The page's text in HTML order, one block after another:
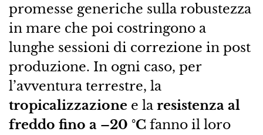
promesse generiche sulla robustezza
in mare che poi costringono a
lunghe sessioni di correzione in post
produzione. In ogni caso, per
l’avventura terrestre, la
tropicalizzazione e la resistenza al
freddo fino a –20 °C fanno il loro